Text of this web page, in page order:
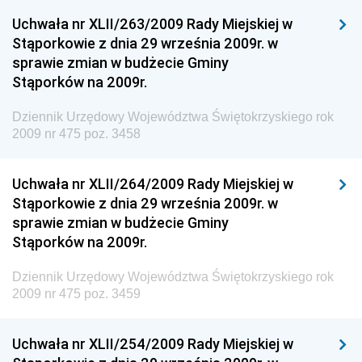
Dziennik Urzędowy Ministerstwa Administracji,
Gospodarki Terenowej i Ochrony Środowiska
Dziennik Urzędowy Ministerstwa Administracji i
Gospodarki Przestrzennej
Dziennik Urzędowy Unii Europejskiej, L
Dziennik Urzędowy Ministerstwa Przemysłu
Chemicznego i Lekkiego
Dziennik Urzędowy Ministerstwa Rolnictwa i
Gospodarki Żywnościowej
Dziennik Urzędowy Ministra Rodziny, Pracy i Polityki
Społecznej
Dziennik Urzędowy Ministra Rozwoju
Uchwała nr XLII/263/2009 Rady Miejskiej w
Stąporkowie z dnia 29 września 2009r. w
sprawie zmian w budżecie Gminy
Stąporków na 2009r.
Dziennik Urzędowy Województwa Świętokrzyskiego rok
2009 nr 475 poz. 3458
Uchwała nr XLII/264/2009 Rady Miejskiej w
Stąporkowie z dnia 29 września 2009r. w
sprawie zmian w budżecie Gminy
Stąporków na 2009r.
Dziennik Urzędowy Województwa Świętokrzyskiego rok
2009 nr 475 poz. 3459
Uchwała nr XLII/254/2009 Rady Miejskiej w